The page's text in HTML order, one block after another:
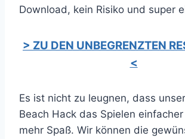
Download, kein Risiko und super
> ZU DEN UNBEGRENZTEN
<
Es ist nicht zu leugnen, dass
Beach Hack das Spielen
mehr Spaß. Wir können die